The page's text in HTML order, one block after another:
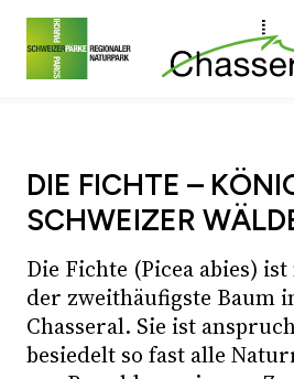
Zum Seiteninhalt
DIE FICHTE –
SCHWEIZER
Die Fichte (Picea abies)
der zweithäufigste Baum
Chasseral. Sie ist
besiedelt so fast alle